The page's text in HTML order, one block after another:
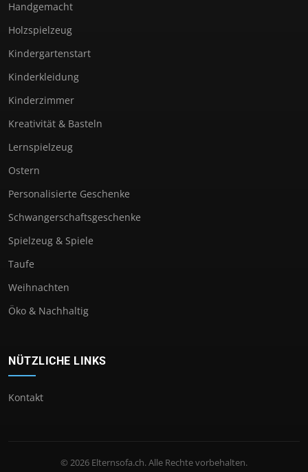
Handgemacht
Holzspielzeug
Kindergartenstart
Kinderkleidung
Kinderzimmer
Kreativität & Basteln
Lernspielzeug
Ostern
Personalisierte Geschenke
Schwangerschaftsgeschenke
Spielzeug & Spiele
Taufe
Weihnachten
Öko & Nachhaltig
NÜTZLICHE LINKS
Kontakt
© 2026 Elternsofa.ch. Alle Rechte vorbehalten.